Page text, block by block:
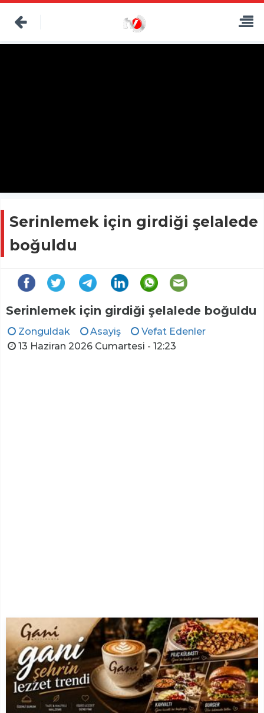
Serinlemek için girdiği şelalede
boğuldu
Serinlemek için girdiği şelalede boğuldu
Zonguldak Asayiş
Vefat Edenler
13 Haziran 2026 Cumartesi - 12:23